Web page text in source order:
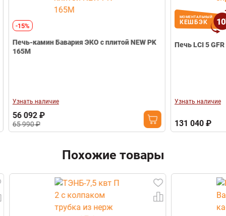
Диаметр дымохода
Габариты (Ш*В*Г)
1002*1254*518
Гарантия
-15%
Печь-камин Бавария ЭКО с плитой NEW PK
165М
Узнать наличие
56 092 ₽
65 990 ₽
МОМЕНТАЛЬНЫЙ
КЕШБЭК 10
Печь LCI 5
Узнать наличие
131 040 ₽
Похожие товары